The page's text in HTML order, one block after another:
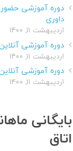
دوره آموزشی
داوری
اردیبهشت ۱۱, ۱۴۰۰
دوره آموزشی
اردیبهشت ۱۱, ۱۴۰۰
دوره آموزشی
اردیبهشت ۱۱, ۱۴۰۰
بایگانی
اتاق